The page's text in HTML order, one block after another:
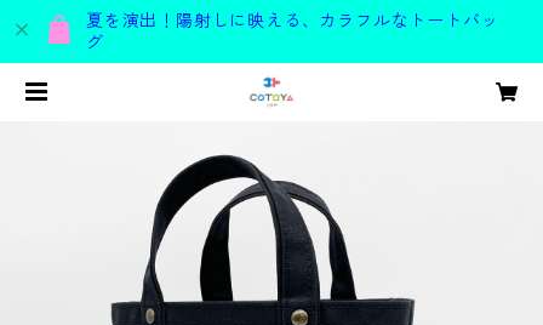
夏を演出！陽射しに映える、カラフルなトートバッ
グ